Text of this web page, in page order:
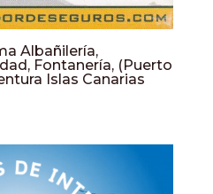
Albañilería,
Fontanería, (Puerto
Islas Canarias